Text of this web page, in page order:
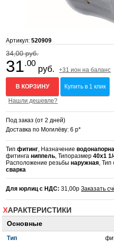
Артикул:520909
34,00 руб.
31.00
руб. +31 ион на баланс
В КОРЗИНУ Купить в 1 клик
Нашли дешевле?
Под заказ (от 2 дней)
Доставка по Могилёву: 6 р*
Типфитинг, Назначение
фитинганиппель, Типоразмер40x1
Расположение резьбынаружная,
сварка
Для юрлиц с НДС: 31,00рЗаказать
ХАРАКТЕРИСТИКИ
Основные
Тип